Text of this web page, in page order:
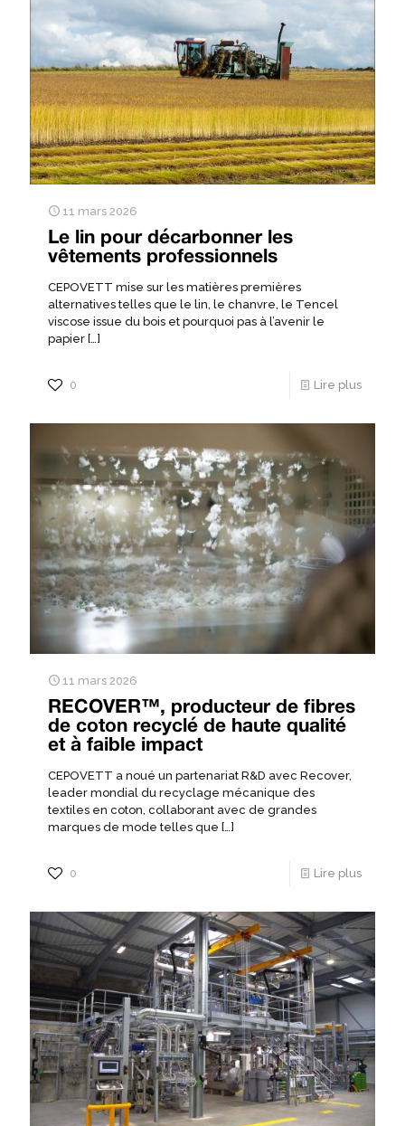
11 mars 2026
Le lin pour décarbonner les
vêtements professionnels
CEPOVETT mise sur les matières premières
alternatives telles que le lin, le chanvre, le Tencel
viscose issue du bois et pourquoi pas à l’avenir le
papier […]
0 Lire plus
11 mars 2026
RECOVER™, producteur de fibres
de coton recyclé de haute qualité
et à faible impact
CEPOVETT a noué un partenariat R&D avec Recover,
leader mondial du recyclage mécanique des
textiles en coton, collaborant avec de grandes
marques de mode telles que […]
0 Lire plus